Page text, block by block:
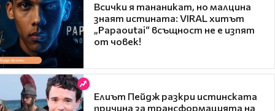
Всички я тананикат, но малцина
знаят истината: VIRAL хитът
„Papaoutai“ всъщност не е изпят
от човек!
Елиът Пейдж разкри истинската
причина за трансформацията на